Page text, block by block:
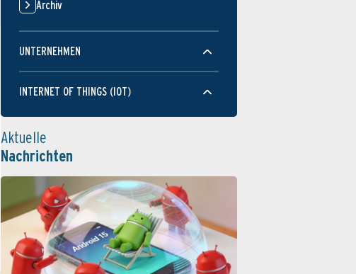
Archiv
UNTERNEHMEN
INTERNET OF THINGS (IOT)
Aktuelle
Nachrichten